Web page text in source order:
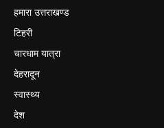
हमारा उत्तराखण्ड
टिहरी
चारधाम यात्रा
देहरादून
स्वास्थ्य
देश